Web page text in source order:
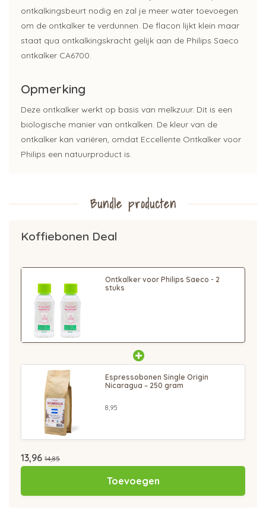
ontkalkingsbeurt nodig en zal je meer water toevoegen
om de ontkalker te verdunnen. De flacon lijkt klein maar
staat qua ontkalkingskracht gelijk aan de Philips Saeco
ontkalker CA6700.
Opmerking
Deze ontkalker werkt op basis van melkzuur. Dit is een
biologische manier van ontkalken. De kleur van de
ontkalker kan variëren, omdat Eccellente Ontkalker voor
Philips een natuurproduct is.
Bundle producten
Koffiebonen Deal
Ontkalker voor Philips Saeco - 2
stuks
Espressobonen Single Origin
Nicaragua – 250 gram
8,95
13,96 14,85
Toevoegen